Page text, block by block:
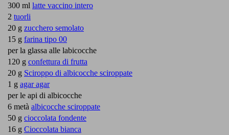
300 ml latte vaccino intero
2 tuorli
20 g zucchero semolato
15 g farina tipo 00
per la glassa alle labicocche
120 g confettura di frutta
20 g Sciroppo di albicocche sciroppate
1 g agar agar
per le api di albicocche
6 metà albicocche sciroppate
50 g cioccolata fondente
16 g Cioccolata bianca